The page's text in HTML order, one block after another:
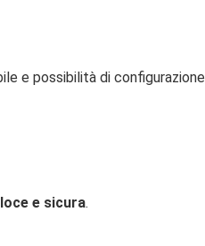
e possibilità di configurazione
e sicura.